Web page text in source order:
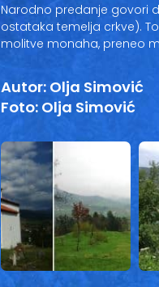
Narodno predanje govori
ostataka temelja crkve).
molitve monaha, preneo
Autor: Olja Simović
Foto: Olja Simović